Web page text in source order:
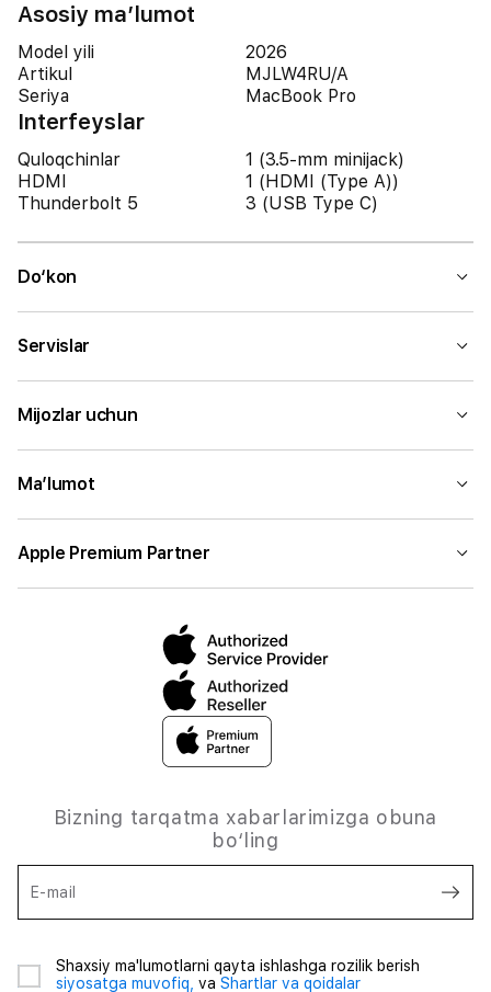
Asosiy ma’lumot
Model yili
2026
Artikul
MJLW4RU/A
Seriya
MacBook Pro
Interfeyslar
Quloqchinlar
1 (3.5-mm minijack)
HDMI
1 (HDMI (Type A))
Thunderbolt 5
3 (USB Type C)
Do‘kon
Servislar
Mijozlar uchun
Ma’lumot
Apple Premium Partner
Bizning tarqatma xabarlarimizga obuna
bo‘ling
E-mail
Shaxsiy ma'lumotlarni qayta ishlashga rozilik berish
siyosatga muvofiq, va Shartlar va qoidalar